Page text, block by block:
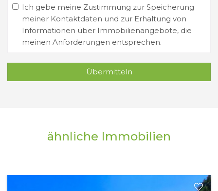
Ich gebe meine Zustimmung zur Speicherung
meiner Kontaktdaten und zur Erhaltung von
Informationen über Immobilienangebote, die
meinen Anforderungen entsprechen.
Übermitteln
ähnliche Immobilien